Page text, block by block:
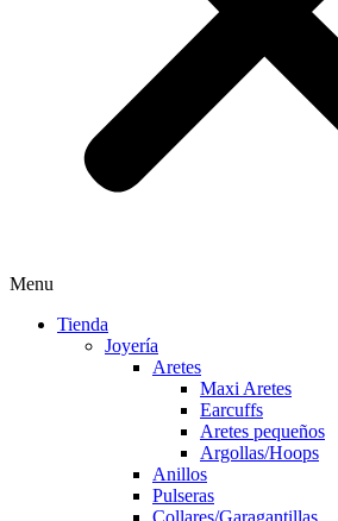
Menu
Tienda
Joyería
Aretes
Maxi Aretes
Earcuffs
Aretes pequeños
Argollas/Hoops
Anillos
Pulseras
Collares/Garagantillas